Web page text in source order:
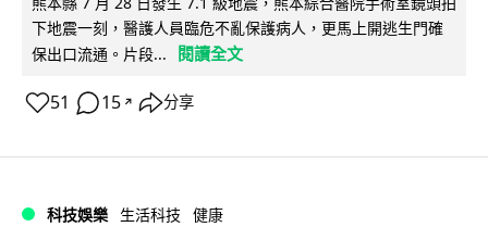
下地震一刻，醫護人員臨危不亂保護病人，更馬上開逃生門確
保出口流通。片段...
閱讀全文
51 15 ↗ 分享
科技娛樂 生活科技 健康